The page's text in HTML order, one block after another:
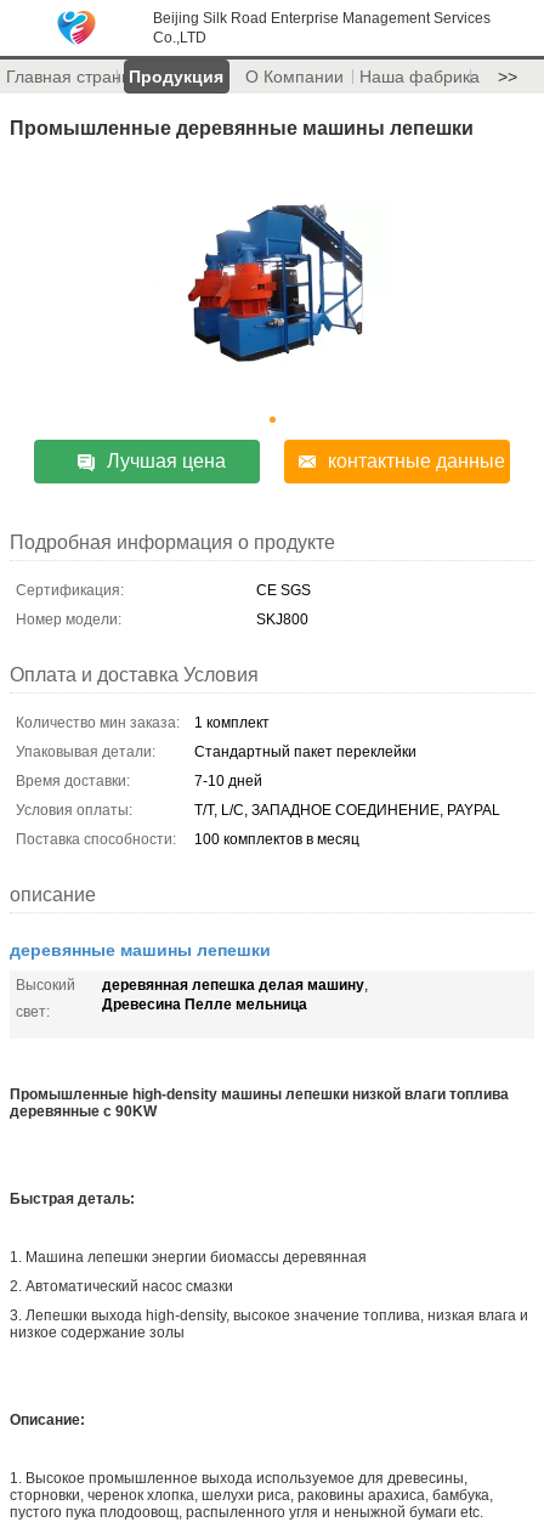
Beijing Silk Road Enterprise Management Services
Co.,LTD
Главная страницаПродукция О Компании Наша фабрика >>
Промышленные деревянные машины лепешки
Лучшая цена контактные данные
Подробная информация о продукте
Сертификация:
CE SGS
Номер модели:
SKJ800
Оплата и доставка Условия
Количество мин заказа:
1 комплект
Упаковывая детали:
Стандартный пакет переклейки
Время доставки:
7-10 дней
Условия оплаты:
T/T, L/C, ЗАПАДНОЕ СОЕДИНЕНИЕ, PAYPAL
Поставка способности:
100 комплектов в месяц
описание
деревянные машины лепешки
Высокий
свет:
деревянная лепешка делая машину,
Древесина Пелле мельница
Промышленные high-density машины лепешки низкой влаги топлива
деревянные с 90KW
Быстрая деталь:
1. Машина лепешки энергии биомассы деревянная
2. Автоматический насос смазки
3. Лепешки выхода high-density, высокое значение топлива, низкая влага и
низкое содержание золы
Описание:
1. Высокое промышленное выхода используемое для древесины,
сторновки, черенок хлопка, шелухи риса, раковины арахиса, бамбука,
пустого пука плодоовощ, распыленного угля и неныжной бумаги etc.